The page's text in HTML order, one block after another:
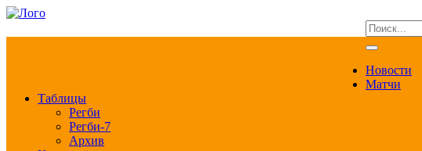
Новости
Матчи
Таблицы
Регби
Регби-7
Архив